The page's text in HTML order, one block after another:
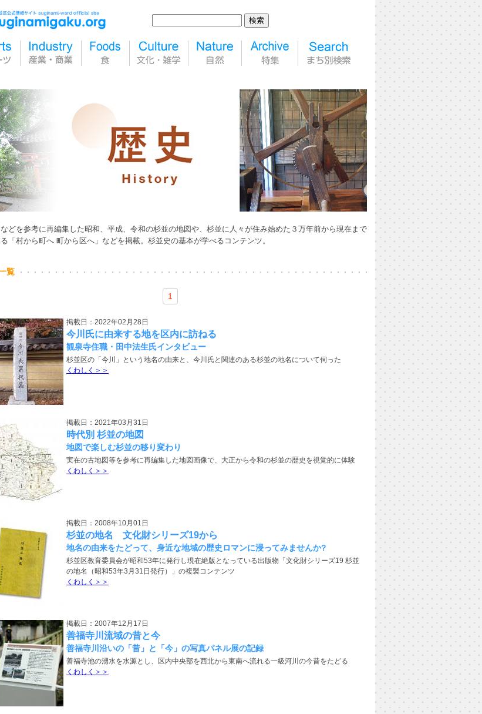
どを参考に再編集した昭和、平成、令和の杉並の地図や、杉並に人々が住み始めた３万年前から現在まで
「村から町へ 町から区へ」などを掲載。杉並史の基本が学べるコンテンツ。
覧
1
掲載日：2022年02月28日
今川氏に由来する地を区内に訪ねる
観泉寺住職・田中法生氏インタビュー
杉並区の「今川」という地名の由来と、今川氏と関連のある杉並の地名について伺った
くわしく＞＞
掲載日：2021年03月31日
時代別 杉並の地図
地図で楽しむ杉並の移り変わり
実在の古地図等を参考に再編集した地図画像で、大正から令和の杉並の歴史を視覚的に体験
くわしく＞＞
掲載日：2008年10月01日
杉並の地名 文化財シリーズ19から
地名の由来をたどって、身近な地域の歴史ロマンに浸ってみませんか?
杉並区教育委員会が昭和53年に発行し現在絶版となっている出版物「文化財シリーズ19 杉並
の地名（昭和53年3月31日発行）」の複製コンテンツ
くわしく＞＞
掲載日：2007年12月17日
善福寺川流域の昔と今
善福寺川沿いの「昔」と「今」の写真パネル展の記録
善福寺池の湧水を水源とし、区内中央部を西北から東南へ流れる一級河川の今昔をたどる
くわしく＞＞